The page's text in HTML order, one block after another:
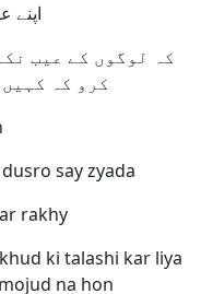
اپنے
کہ لوگوں کے عیب
کرو کہ
say zyada
rakhy
ki talashi kar liya
na hon